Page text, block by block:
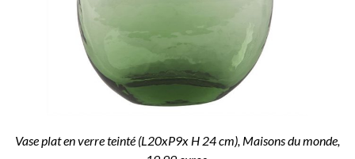
Vase plat en verre teinté (L20xP9x H 24 cm), Maisons du monde,